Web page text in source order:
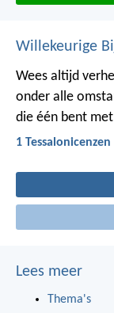
Willekeurige
Wees altijd
onder alle
die één bent
1 Tessalonicenzen
Lees meer
Thema's